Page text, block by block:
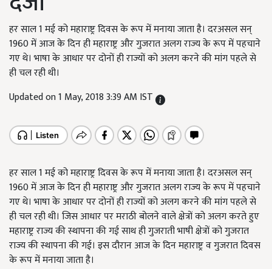
हर साल 1 मई को महाराष्ट्र दिवस के रूप में मनाया जाता है। दरअसल सन्
1960 में आज के दिन ही महाराष्ट्र और गुजरात अलग राज्य के रूप में पहचाने
गए थे। भाषा के आधार पर दोनों ही राज्यों को अलग करने की मांग पहले से
ही चल रही थी।
Updated on 1 May, 2018 3:39 AM IST
हर साल 1 मई को महाराष्ट्र दिवस के रूप में मनाया जाता है। दरअसल सन्
1960 में आज के दिन ही महाराष्ट्र और गुजरात अलग राज्य के रूप में पहचाने
गए थे। भाषा के आधार पर दोनों ही राज्यों को अलग करने की मांग पहले से
ही चल रही थी। जिस आधार पर मराठी बोलने वाले क्षेत्रों को अलग करते हुए
महाराष्ट्र राज्य की स्थापना की गई साथ ही गुजराती भाषी क्षेत्रों को गुजरात
राज्य की स्थापना की गई। इस दौरान आज के दिन महाराष्ट्र व गुजरात दिवस
के रूप में मनाया जाता है।